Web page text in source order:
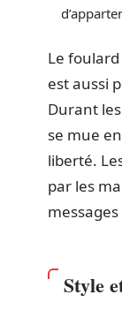
Le
est aussi
Durant
se mue
liberté.
par les
Style